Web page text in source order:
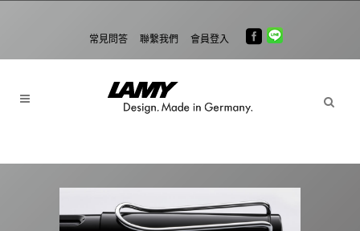
常見問答 聯繫我們 會員登入